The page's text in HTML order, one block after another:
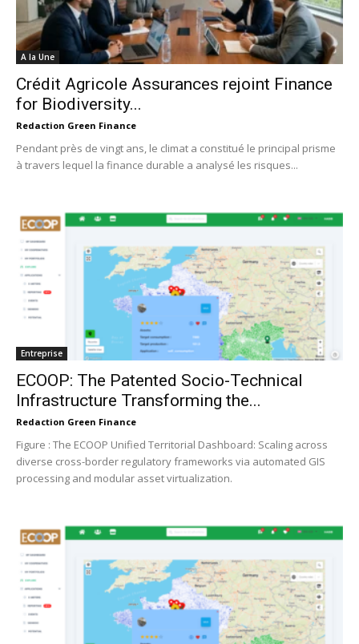
A la Une
Crédit Agricole Assurances rejoint Finance
for Biodiversity...
Redaction Green Finance
Pendant près de vingt ans, le climat a constitué le principal prisme
à travers lequel la finance durable a analysé les risques...
Entreprise
ECOOP: The Patented Socio-Technical
Infrastructure Transforming the...
Redaction Green Finance
Figure : The ECOOP Unified Territorial Dashboard: Scaling across
diverse cross-border regulatory frameworks via automated GIS
processing and modular asset virtualization.